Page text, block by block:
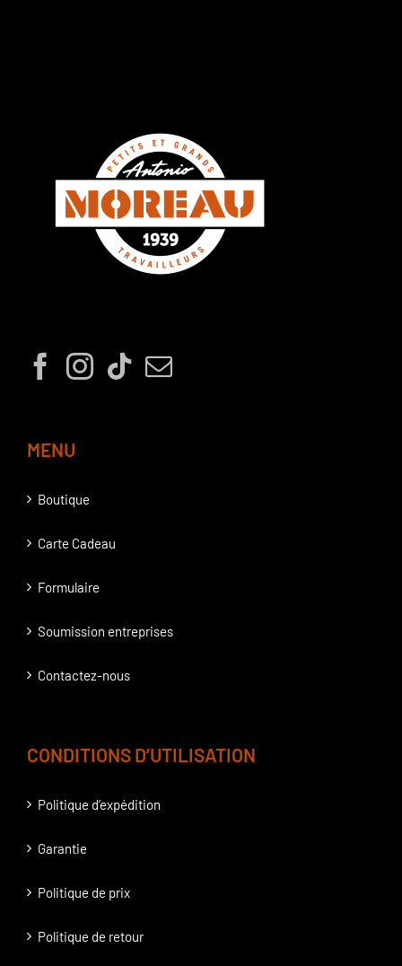
MENU
Boutique
Carte Cadeau
Formulaire
Soumission entreprises
Contactez-nous
CONDITIONS D’UTILISATION
Politique d’expédition
Garantie
Politique de prix
Politique de retour